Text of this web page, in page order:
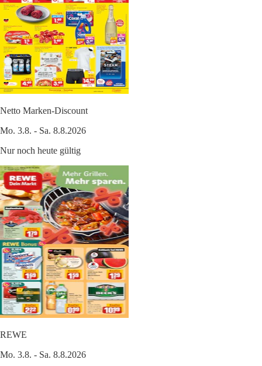
Netto Marken-Discount
Mo. 3.8. - Sa. 8.8.2026
Nur noch heute gültig
REWE
Mo. 3.8. - Sa. 8.8.2026